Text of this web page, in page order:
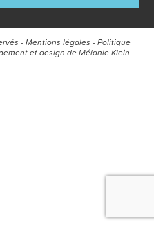
- Mentions légales - Politique
et design deMélanie Klein